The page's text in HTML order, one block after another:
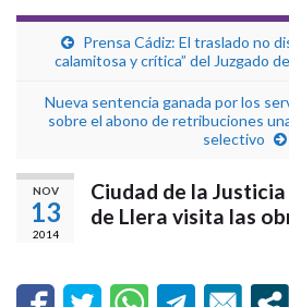
Prensa Cádiz: El traslado no
calamitosa y crítica” del Juzgado
Nueva sentencia ganada por los
sobre el abono de retribuciones
selectivo
NOV
13
2014
Ciudad de la
de Llera visita las